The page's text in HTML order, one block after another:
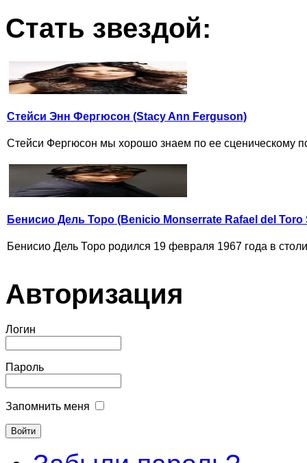
Стать звездой:
Стейси Энн Фергюсон (Stacy Ann Ferguson)
Стейси Фергюсон мы хорошо знаем по ее сценическому
Бенисио Дель Торо (Benicio Monserrate Rafael del Toro
Бенисио Дель Торо родился 19 февраля 1967 года в
Авторизация
Логин
Пароль
Запомнить меня